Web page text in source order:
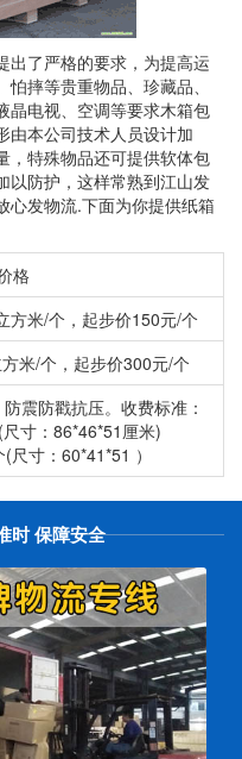
出了严格的要求，为提高运
摔等贵重物品、珍藏品、
晶电视、空调等要求木箱包
由本公司技术人员设计加
，特殊物品还可提供软体包
以防护，这样常熟到江山发
心发物流.下面为你提供纸箱
格
方米/个，起步价150元/个
米/个，起步价300元/个
震防戳抗压。收费标准：
寸：86*46*51厘米)
寸：60*41*51 ）
时 保障安全